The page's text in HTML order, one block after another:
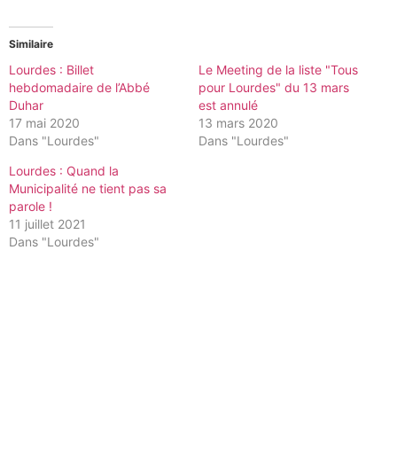
Similaire
Lourdes : Billet
hebdomadaire de l’Abbé
Duhar
17 mai 2020
Dans "Lourdes"
Le Meeting de la liste "Tous
pour Lourdes" du 13 mars
est annulé
13 mars 2020
Dans "Lourdes"
Lourdes : Quand la
Municipalité ne tient pas sa
parole !
11 juillet 2021
Dans "Lourdes"